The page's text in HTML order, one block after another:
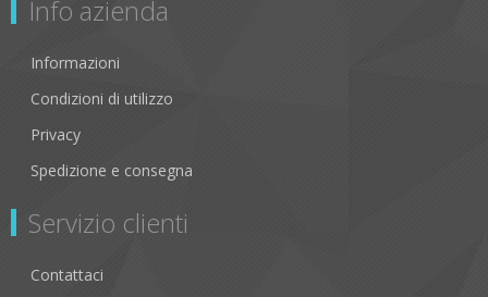
Info azienda
Informazioni
Condizioni di utilizzo
Privacy
Spedizione e consegna
Servizio clienti
Contattaci